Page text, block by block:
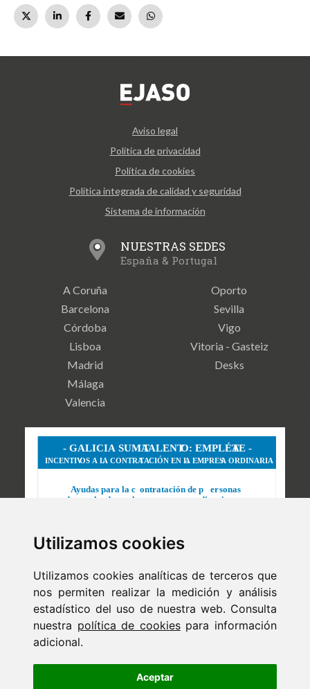
Utilizamos cookies
Utilizamos cookies analíticas de terceros que
nos permiten realizar la medición y análisis
estadístico del uso de nuestra web. Consulta
nuestra política de cookiespara información
adicional.
Aceptar
Aviso legal
Política de privacidad
Política de cookies
Política integrada de calidad y seguridad
Sistema de información
NUESTRAS SEDES
España & Portugal
A Coruña
Barcelona
Córdoba
Lisboa
Madrid
Málaga
Valencia
Oporto
Sevilla
Vigo
Vitoria - Gasteiz
Desks
ejaso_comunica@ejaso.com